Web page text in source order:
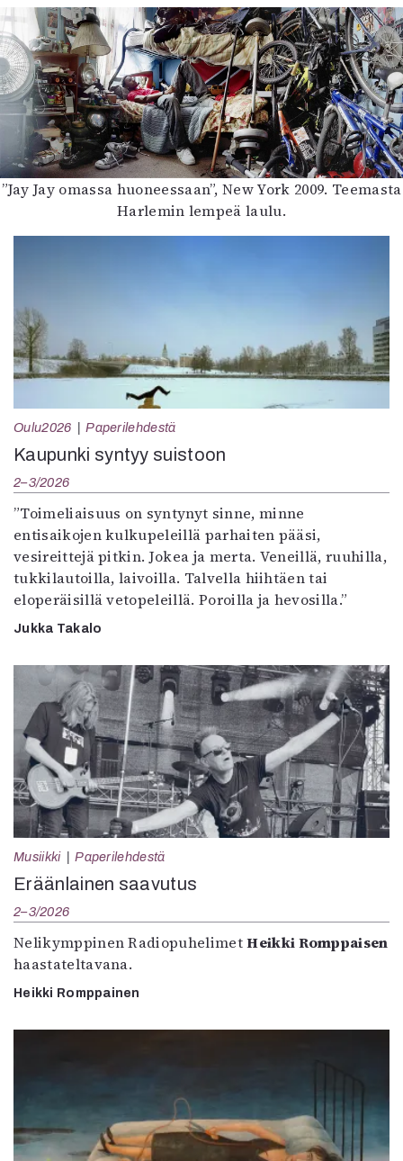
”Jay Jay omassa huoneessaan”, New York 2009. Teemasta
Harlemin lempeä laulu.
Oulu2026 Paperilehdestä
Kaupunki syntyy suistoon
2–3/2026
”Toimeliaisuus on syntynyt sinne, minne
entisaikojen kulkupeleillä parhaiten pääsi,
vesireittejä pitkin. Jokea ja merta. Veneillä, ruuhilla,
tukkilautoilla, laivoilla. Talvella hiihtäen tai
eloperäisillä vetopeleillä. Poroilla ja hevosilla.”
Jukka Takalo
Musiikki Paperilehdestä
Eräänlainen saavutus
2–3/2026
Nelikymppinen RadiopuhelimetHeikki Romppaisen
haastateltavana.
Heikki Romppainen